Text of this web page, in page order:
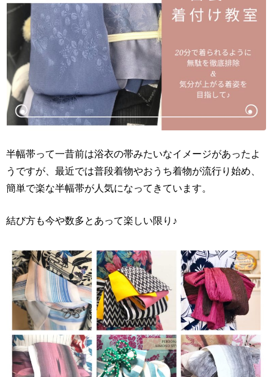
半幅帯って一昔前は浴衣の帯みたいなイメージがあったよ
うですが、最近では普段着物やおうち着物が流行り始め、
簡単で楽な半幅帯が人気になってきています。
結び方も今や数多とあって楽しい限り♪